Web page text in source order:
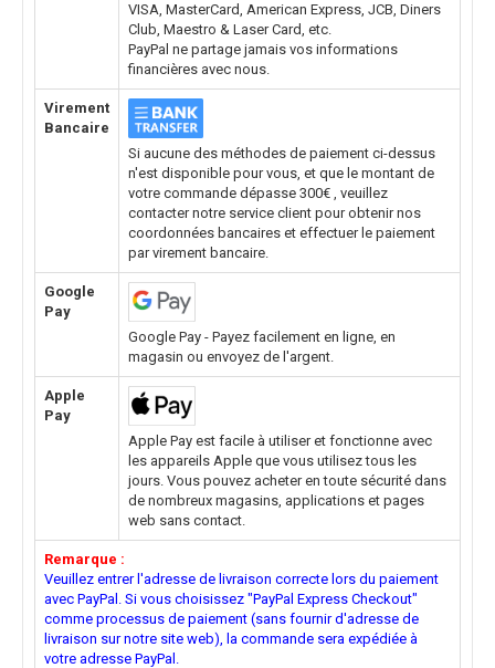
VISA, MasterCard, American Express, JCB, Diners
Club, Maestro & Laser Card, etc.
PayPal ne partage jamais vos informations
financières avec nous.
Virement
Bancaire
Si aucune des méthodes de paiement ci-dessus
n'est disponible pour vous, et que le montant de
votre commande dépasse 300€ , veuillez
contacter notre service client pour obtenir nos
coordonnées bancaires et effectuer le paiement
par virement bancaire.
Google
Pay
Google Pay - Payez facilement en ligne, en
magasin ou envoyez de l'argent.
Apple
Pay
Apple Pay est facile à utiliser et fonctionne avec
les appareils Apple que vous utilisez tous les
jours. Vous pouvez acheter en toute sécurité dans
de nombreux magasins, applications et pages
web sans contact.
Remarque :
Veuillez entrer l'adresse de livraison correcte lors du paiement
avec PayPal. Si vous choisissez "PayPal Express Checkout"
comme processus de paiement (sans fournir d'adresse de
livraison sur notre site web), la commande sera expédiée à
votre adresse PayPal.